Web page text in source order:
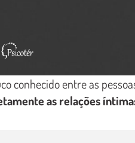
conhecido entre as
as relações